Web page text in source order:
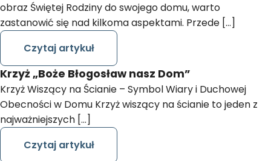
obraz Świętej Rodziny do swojego domu, warto
zastanowić się nad kilkoma aspektami. Przede […]
Czytaj artykuł
Krzyż „Boże Błogosław nasz Dom”
Krzyż Wiszący na Ścianie – Symbol Wiary i Duchowej
Obecności w Domu Krzyż wiszący na ścianie to jeden z
najważniejszych […]
Czytaj artykuł